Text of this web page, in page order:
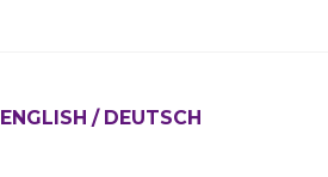
ENGLISH / DEUTSCH